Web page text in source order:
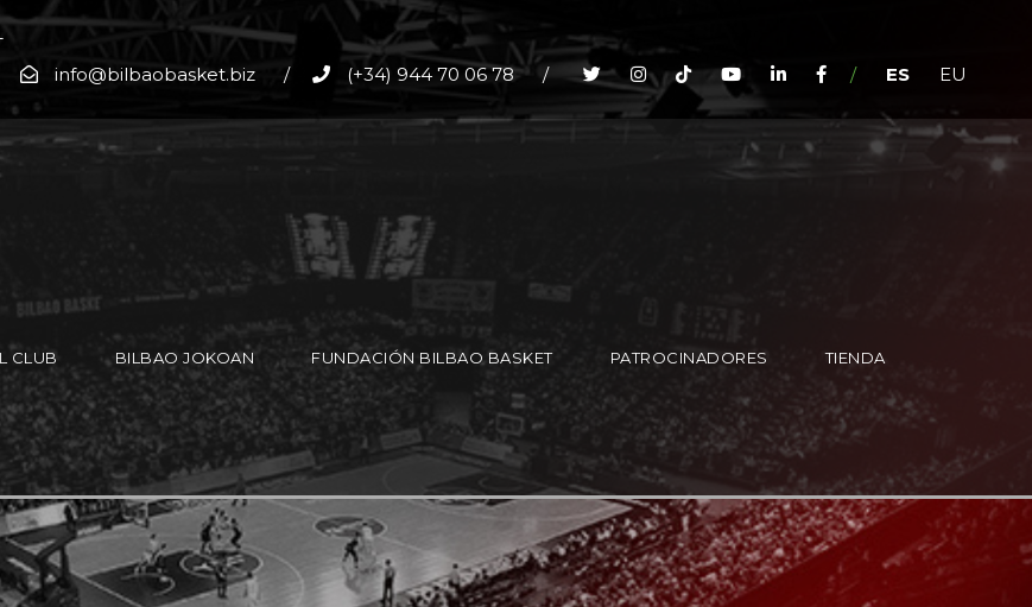
info@bilbaobasket.biz
/ (+34) 944 70 06 78 / / ES EU
CLUB BILBAO JOKOAN FUNDACIÓN BILBAO BASKET PATROCINADORES TIENDA